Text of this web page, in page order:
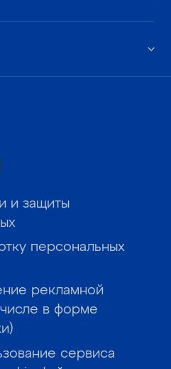
и защиты
персональных
рекламной
в форме
сервиса